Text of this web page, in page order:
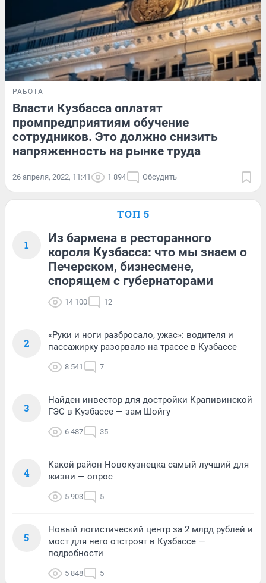
РАБОТА
Власти Кузбасса оплатят
промпредприятиям обучение
сотрудников. Это должно снизить
напряженность на рынке труда
26 апреля, 2022, 11:41 1 894 Обсудить
ТОП 5
1
Из бармена в ресторанного
короля Кузбасса: что мы знаем о
Печерском, бизнесмене,
спорящем с губернаторами
14 100 12
2
«Руки и ноги разбросало, ужас»: водителя и
пассажирку разорвало на трассе в Кузбассе
8 541 7
3
Найден инвестор для достройки Крапивинской
ГЭС в Кузбассе — зам Шойгу
6 487 35
4
Какой район Новокузнецка самый лучший для
жизни — опрос
5 903 5
5
Новый логистический центр за 2 млрд рублей и
мост для него отстроят в Кузбассе —
подробности
5 848 5